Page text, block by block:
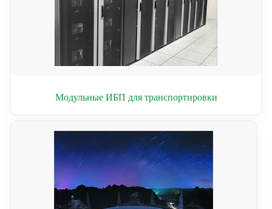
Модульные ИБП для транспортировки